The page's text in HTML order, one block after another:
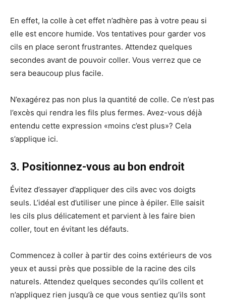
En effet, la colle à cet effet n’adhère pas à votre peau si
elle est encore humide. Vos tentatives pour garder vos
cils en place seront frustrantes. Attendez quelques
secondes avant de pouvoir coller. Vous verrez que ce
sera beaucoup plus facile.
N’exagérez pas non plus la quantité de colle. Ce n’est pas
l’excès qui rendra les fils plus fermes. Avez-vous déjà
entendu cette expression «moins c’est plus»? Cela
s’applique ici.
3. Positionnez-vous au bon endroit
Évitez d’essayer d’appliquer des cils avec vos doigts
seuls. L’idéal est d’utiliser une pince à épiler. Elle saisit
les cils plus délicatement et parvient à les faire bien
coller, tout en évitant les défauts.
Commencez à coller à partir des coins extérieurs de vos
yeux et aussi près que possible de la racine des cils
naturels. Attendez quelques secondes qu’ils collent et
n’appliquez rien jusqu’à ce que vous sentiez qu’ils sont